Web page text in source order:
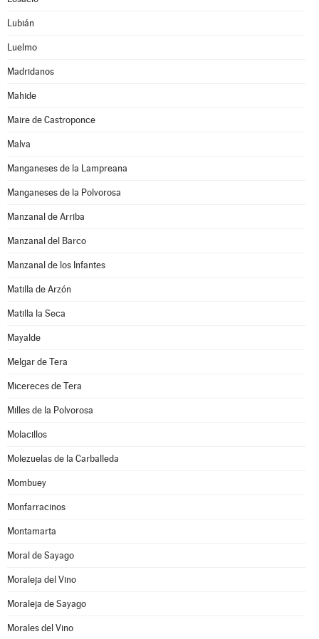
Lubián
Luelmo
Madridanos
Mahide
Maire de Castroponce
Malva
Manganeses de la Lampreana
Manganeses de la Polvorosa
Manzanal de Arriba
Manzanal del Barco
Manzanal de los Infantes
Matilla de Arzón
Matilla la Seca
Mayalde
Melgar de Tera
Micereces de Tera
Milles de la Polvorosa
Molacillos
Molezuelas de la Carballeda
Mombuey
Monfarracinos
Montamarta
Moral de Sayago
Moraleja del Vino
Moraleja de Sayago
Morales del Vino